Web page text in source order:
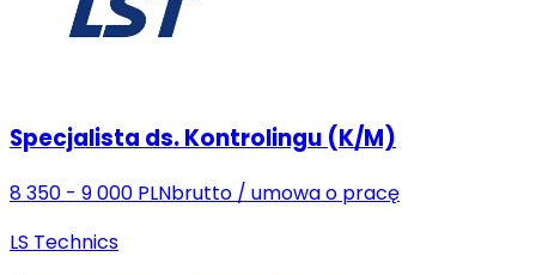
Specjalista ds. Kontrolingu (K/M)
8 350 - 9 000 PLNbrutto / umowa o pracę
LS Technics